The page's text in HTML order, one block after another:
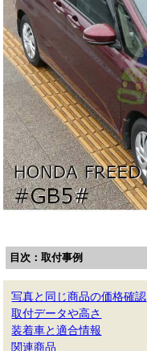
目次：取付事例
写真と同じ商品の価格確認
取付データや高さ
装着車と適合情報
関連商品